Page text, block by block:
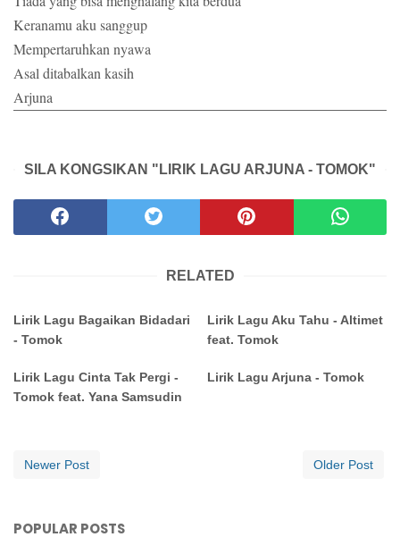
Keranamu aku sanggup
Mempertaruhkan nyawa
Asal ditabalkan kasih
Arjuna
SILA KONGSIKAN "LIRIK LAGU ARJUNA - TOMOK"
RELATED
Lirik Lagu Bagaikan Bidadari
- Tomok
Lirik Lagu Aku Tahu - Altimet
feat. Tomok
Lirik Lagu Cinta Tak Pergi -
Tomok feat. Yana Samsudin
Lirik Lagu Arjuna - Tomok
Newer Post Older Post
POPULAR POSTS